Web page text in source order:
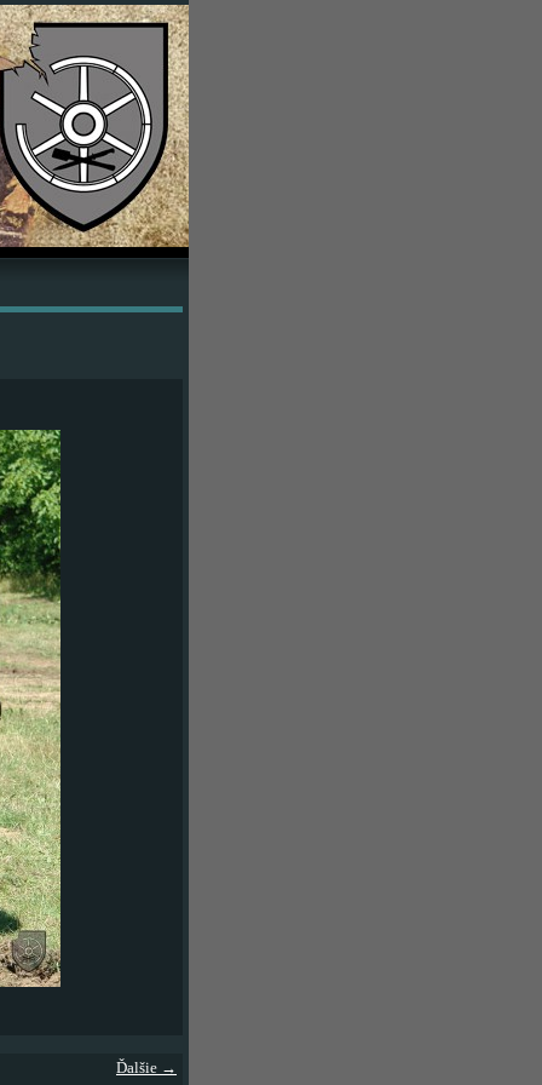
Ďalšie →